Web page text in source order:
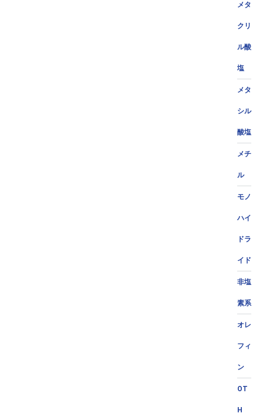
メタ
クリ
ル酸
塩
メタ
シル
酸塩
メチ
ル
モノ
ハイ
ドラ
イド
非塩
素系
オレ
フィ
ン
OT
H